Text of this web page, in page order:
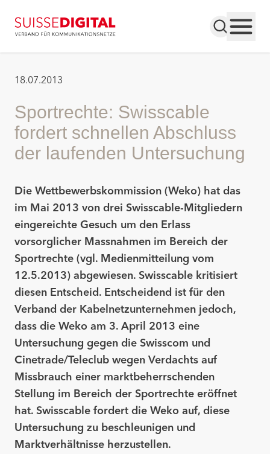
18.07.2013
Sportrechte: Swisscable
fordert schnellen Abschluss
der laufenden Untersuchung
Die Wettbewerbskommission (Weko) hat das
im Mai 2013 von drei Swisscable-Mitgliedern
eingereichte Gesuch um den Erlass
vorsorglicher Massnahmen im Bereich der
Sportrechte (vgl. Medienmitteilung vom
12.5.2013) abgewiesen. Swisscable kritisiert
diesen Entscheid. Entscheidend ist für den
Verband der Kabelnetzunternehmen jedoch,
dass die Weko am 3. April 2013 eine
Untersuchung gegen die Swisscom und
Cinetrade/Teleclub wegen Verdachts auf
Missbrauch einer marktbeherrschenden
Stellung im Bereich der Sportrechte eröffnet
hat. Swisscable fordert die Weko auf, diese
Untersuchung zu beschleunigen und
Marktverhältnisse herzustellen.